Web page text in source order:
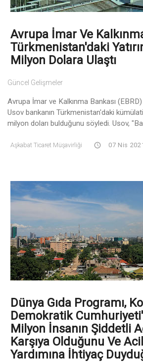
Avrupa İmar Ve
Türkmenistan'daki
Milyon Dolara Ulaştı
Güncel Gelişmeler
Avrupa İmar ve Kalkınma Bankası
Usov bankanın Türkmenistan'daki
milyon doları bulduğunu söyledi. Usov,
Aşkabat Ticaret Müşavirliği 07 Nis
Dünya Gıda Programı,
Demokratik
Milyon İnsanın Şiddetli
Karşıya Olduğunu Ve
Yardımına İhtiyaç